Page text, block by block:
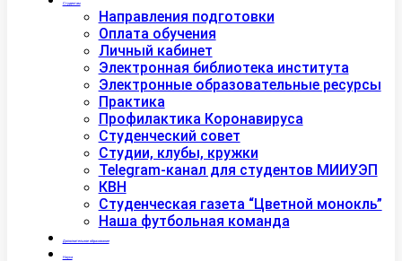
Студентам
Направления подготовки
Оплата обучения
Личный кабинет
Электронная библиотека института
Электронные образовательные ресурсы
Практика
Профилактика Коронавируса
Студенческий совет
Студии, клубы, кружки
Telegram-канал для студентов МИИУЭП
КВН
Студенческая газета “Цветной монокль”
Наша футбольная команда
Дополнительное образование
Наука